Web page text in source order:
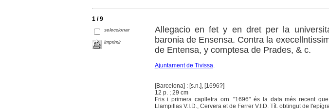
1 / 9
seleccionar
imprimir
Allegacio en fet y en dret per la
baronia de Ensensa. Contra la
de Entensa, y comptesa de Prades, & c.
Ajuntament de Tivissa.
[Barcelona] : [s.n.], [1696?]
12 p. ; 29 cm
Fris i primera caplletra orn. "1696" és la data més recent
Llampillas V.I.D., Cervera et de Ferrer V.I.D. Tít. obtingut de